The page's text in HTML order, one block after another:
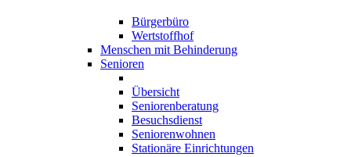
Bürgerbüro
Wertstoffhof
Menschen mit Behinderung
Senioren
Übersicht
Seniorenberatung
Besuchsdienst
Seniorenwohnen
Stationäre Einrichtungen